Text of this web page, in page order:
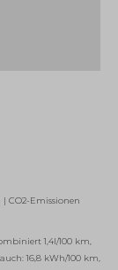
CO2-Emissionen
1,4l/100 km,
16,8 kWh/100 km,